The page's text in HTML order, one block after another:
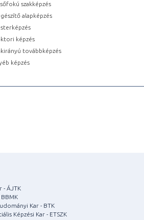
szakképzés
alapképzés
képzés
továbbképzés
képzés
- ÁJTK
Kar - BTK
Képzési Kar - ETSZK